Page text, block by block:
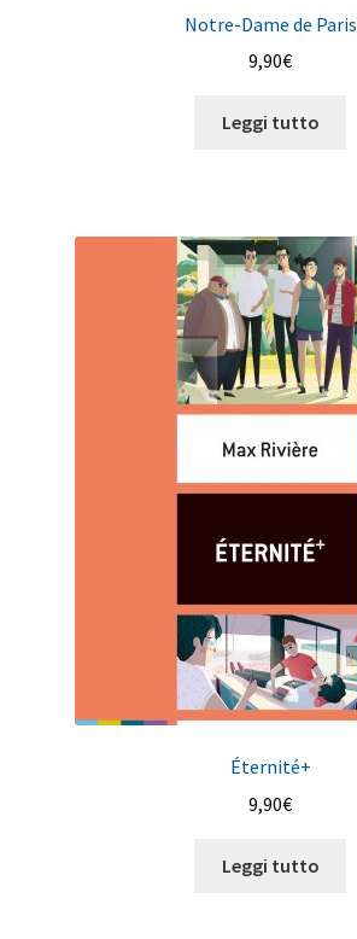
Notre-Dame de Paris
9,90€
Leggi tutto
Éternité+
9,90€
Leggi tutto